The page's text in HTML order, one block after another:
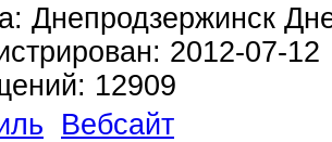
Днепродзержинск
2012-07-12
12909
Вебсайт